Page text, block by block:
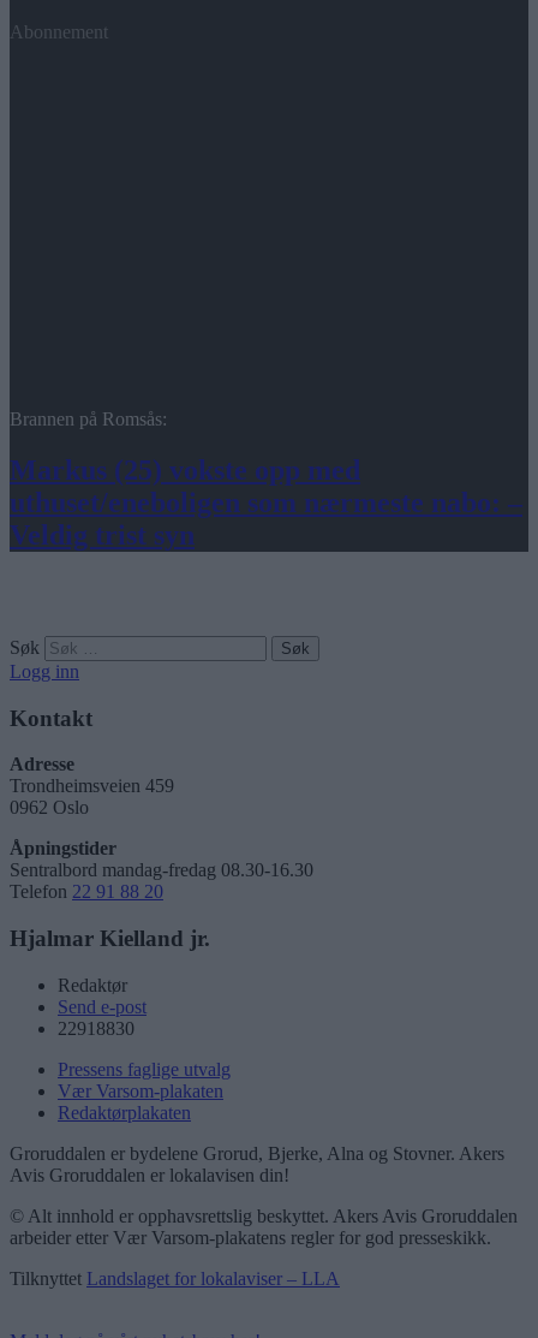
Abonnement
Brannen på Romsås:
Markus (25) vokste opp med
uthuset/eneboligen som nærmeste nabo: –
Veldig trist syn
Søk
Logg inn
Kontakt
Adresse
Trondheimsveien 459
0962 Oslo
Åpningstider
Sentralbord mandag-fredag 08.30-16.30
Telefon 22 91 88 20
Hjalmar Kielland jr.
Redaktør
Send e-post
22918830
Pressens faglige utvalg
Vær Varsom-plakaten
Redaktørplakaten
Groruddalen er bydelene Grorud, Bjerke, Alna og Stovner. Akers
Avis Groruddalen er lokalavisen din!
© Alt innhold er opphavsrettslig beskyttet. Akers Avis Groruddalen
arbeider etter Vær Varsom-plakatens regler for god presseskikk.
Tilknyttet Landslaget for lokalaviser – LLA